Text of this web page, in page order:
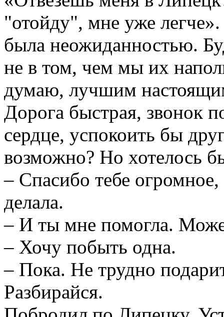
"отойду", мне уже
была неожиданностью.
не в том, чем мы их
думаю, лучшим
Дорога быстрая, звонок
сердце, успокоить бы
возможно? Но хотелось
– Спасибо тебе
делала.
– И ты мне помогла.
– Хочу побыть одна.
– Пока. Не трудно
Разбирайся.